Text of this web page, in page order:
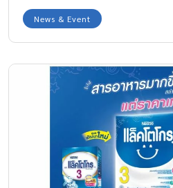
10% โดยรังสีอัลตราไวโอเลตแบ่งเป็น
ในบรรยากาศได้กรอง UVC ออกไป จึงพ
และ ส่งผลให้เกิดมะเร็งผิวหนังได้ ในข
พื้นโลกสูงกว่า UVB ถึง 20 เท่า แต่เนื่อง
ผิวเกิดการเปลี่ยนแปลง UVA ต้องใช้พลั
News & Event